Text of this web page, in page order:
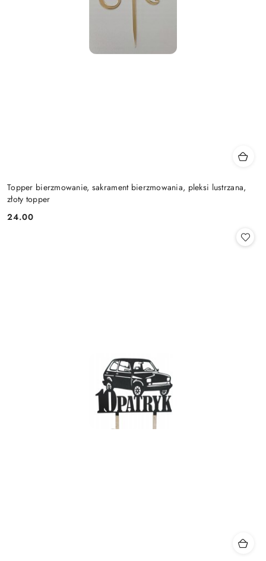
Topper bierzmowanie, sakrament bierzmowania, pleksi lustrzana,
złoty topper
Cena:
24.00